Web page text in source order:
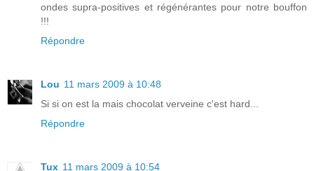
ondes supra-positives et régénérantes pour notre bouffon
!!!
Répondre
Lou 11 mars 2009 à 10:48
Si si on est la mais chocolat verveine c'est hard...
Répondre
Tux 11 mars 2009 à 10:54